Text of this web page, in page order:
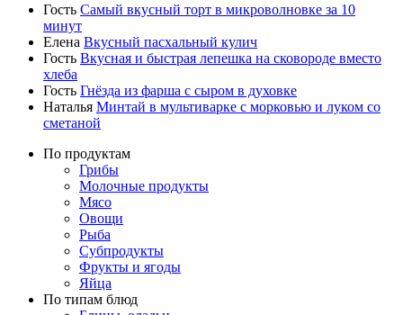
Гость Самый вкусный торт в микроволновке за 10
минут
Елена Вкусный пасхальный кулич
Гость Вкусная и быстрая лепешка на сковороде вместо
хлеба
Гость Гнёзда из фарша с сыром в духовке
Наталья Минтай в мультиварке с морковью и луком со
сметаной
По продуктам
Грибы
Молочные продукты
Мясо
Овощи
Рыба
Субпродукты
Фрукты и ягоды
Яйца
По типам блюд